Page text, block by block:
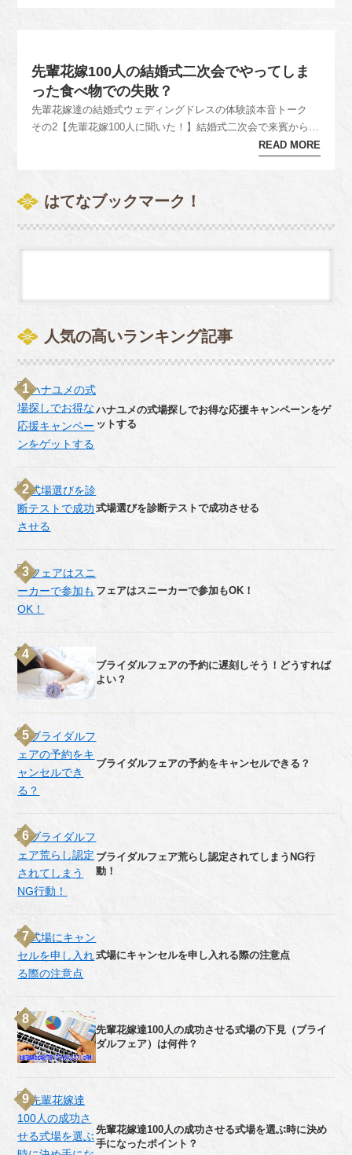
先輩花嫁100人の結婚式二次会でやってしま
った食べ物での失敗？
先輩花嫁達の結婚式ウェディングドレスの体験談本音トーク
その2【先輩花嫁100人に聞いた！】結婚式二次会で来賓から不
満や文句を言われて後悔したこと体験談のアンケート結果の続
ような気持ちにな...
READ MORE
はてなブックマーク！
人気の高いランキング記事
ハナユメの式場探しでお得な応援キャンペーンをゲ
ットする
式場選びを診断テストで成功させる
フェアはスニーカーで参加もOK！
ブライダルフェアの予約に遅刻しそう！どうすれば
よい？
ブライダルフェアの予約をキャンセルできる？
ブライダルフェア荒らし認定されてしまうNG行
動！
式場にキャンセルを申し入れる際の注意点
先輩花嫁達100人の成功させる式場の下見（ブライ
ダルフェア）は何件？
先輩花嫁達100人の成功させる式場を選ぶ時に決め
手になったポイント？